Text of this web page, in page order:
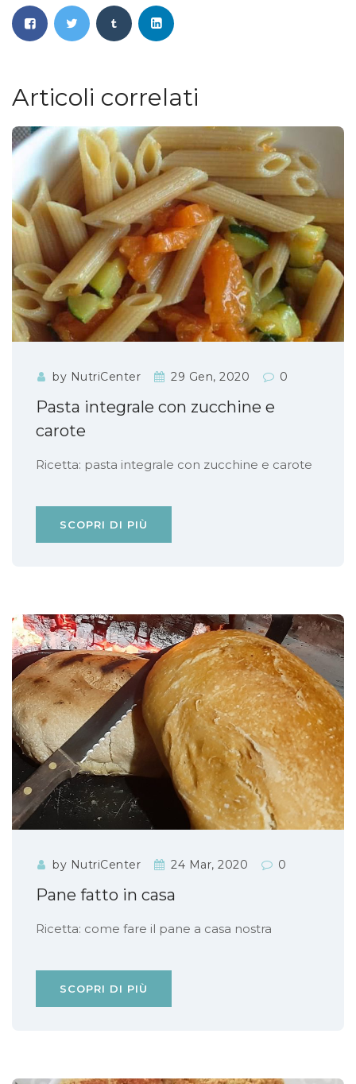
Articoli correlati
by NutriCenter 29 Gen, 2020 0
Pasta integrale con zucchine e
carote
Ricetta: pasta integrale con zucchine e carote
SCOPRI DI PIÙ
by NutriCenter 24 Mar, 2020 0
Pane fatto in casa
Ricetta: come fare il pane a casa nostra
SCOPRI DI PIÙ